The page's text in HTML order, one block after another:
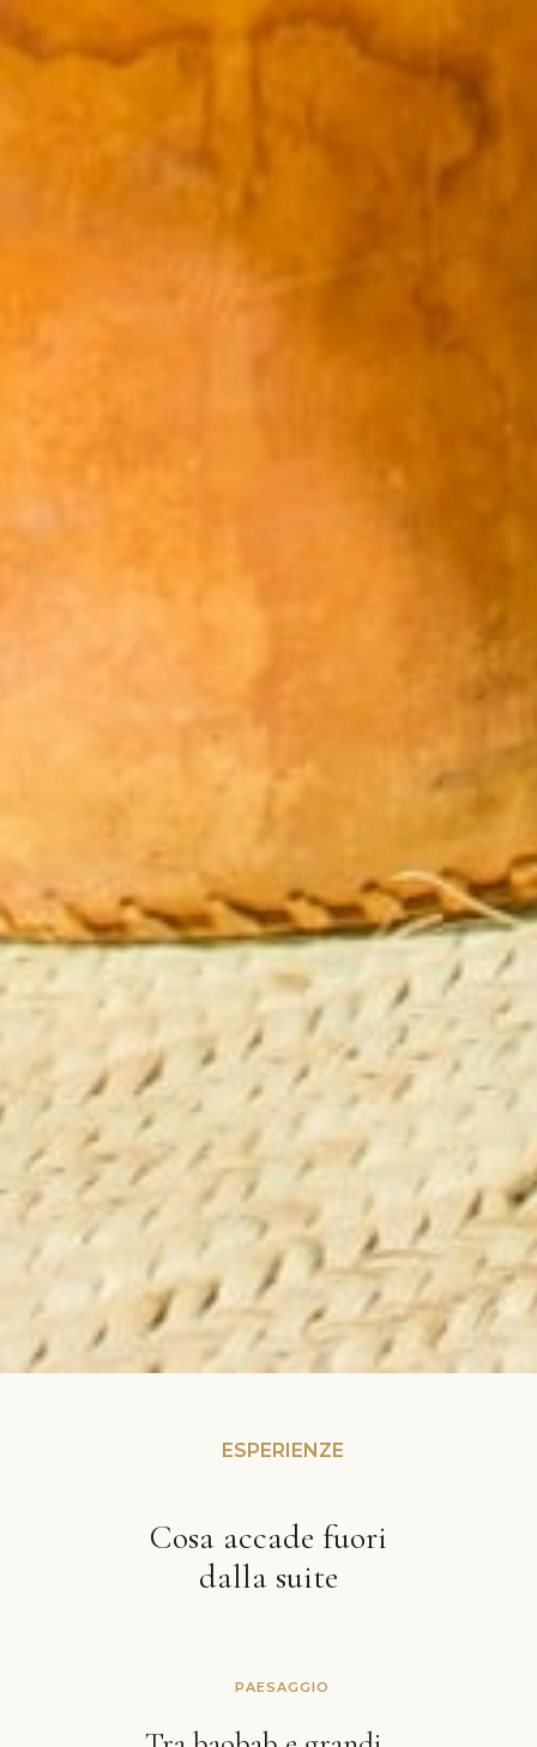
ESPERIENZE
Cosa accade fuori
dalla suite
PAESAGGIO